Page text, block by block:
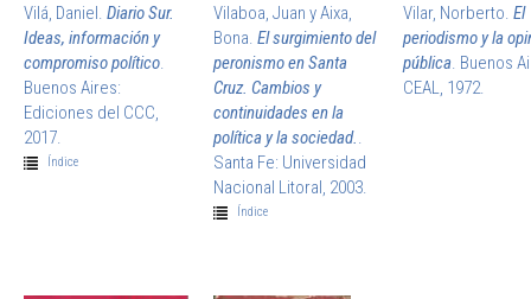
Vilá, Daniel. Diario Sur.
Ideas, información y
compromiso político.
Buenos Aires:
Ediciones del CCC,
2017.
Índice
Vilaboa, Juan y Aixa,
Bona. El surgimiento del
peronismo en Santa
Cruz. Cambios y
continuidades en la
política y la sociedad..
Santa Fe: Universidad
Nacional Litoral, 2003.
Índice
Vilar, Norberto. El
periodismo y la
pública. Buenos
CEAL, 1972.